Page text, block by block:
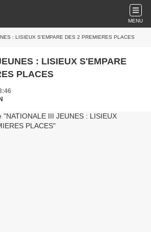
MENU
: LISIEUX S'EMPARE DES 2 PREMIERES PLACES
: LISIEUX S'EMPARE
PLACES